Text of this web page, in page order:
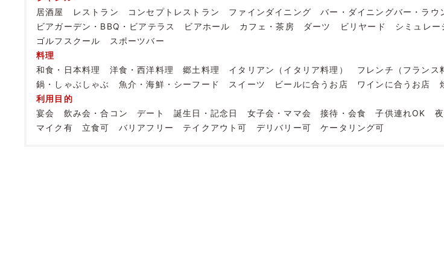
居酒屋
レストラン コンセプトレストラン ファインダイニング バー・ダイニングバー・ラウ
ビアガーデン・BBQ・ビアテラス
ビアホール カフェ・茶房 ダーツ ビリヤード シミュレー
ゴルフスクール
スポーツバー
料理
和食・日本料理
洋食・西洋料理 郷土料理 イタリアン（イタリア料理） フレンチ（フランス
鍋・しゃぶしゃぶ
魚介・海鮮・シーフード スイーツ ビールに合うお店 ワインに合うお店
利用目的
宴会
飲み会・合コン デート 誕生日・記念日 女子会・ママ会 接待・会食 子供連れOK
マイク有
立食可 バリアフリー テイクアウト可 デリバリー可 ケータリング可